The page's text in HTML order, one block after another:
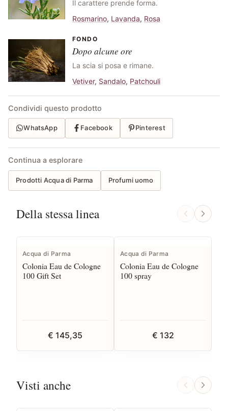
Il carattere prende forma.
Rosmarino, Lavanda, Rosa
FONDO
Dopo alcune ore
La scia si posa e rimane.
Vetiver, Sandalo, Patchouli
Condividi questo prodotto
WhatsApp Facebook Pinterest
Continua a esplorare
Prodotti Acqua di Parma Profumi uomo
Della stessa linea
Acqua di Parma
Colonia Eau de Cologne
100 Gift Set
€ 145,35
Acqua di Parma
Colonia Eau de Cologne
100 spray
€ 132
Visti anche